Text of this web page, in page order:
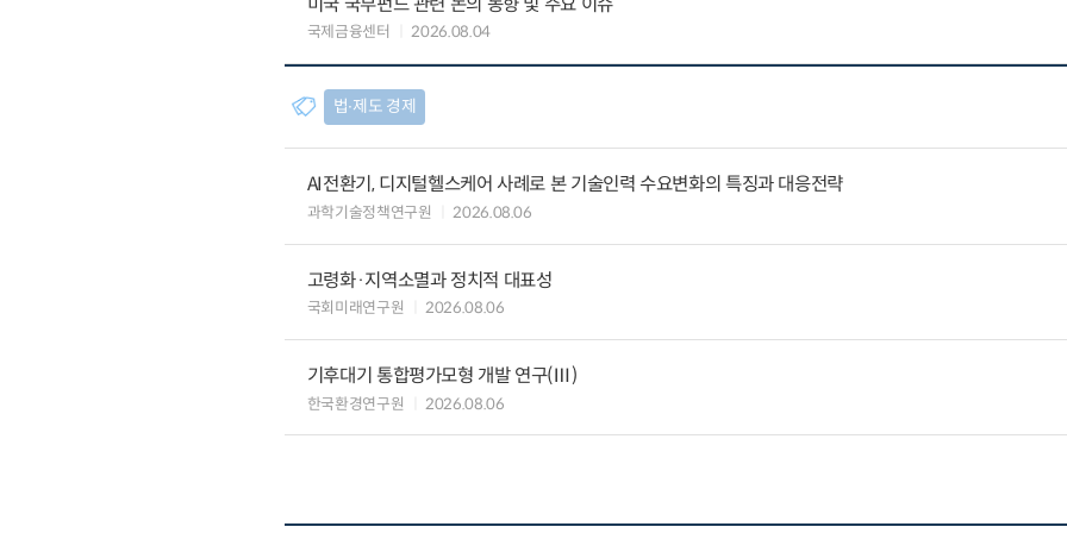
국제금융센터 2026.08.04
법∙제도 경제
AI전환기, 디지털헬스케어 사례로 본 기술인력 수요변화의 특징과 대응전략
과학기술정책연구원 2026.08.06
고령화·지역소멸과 정치적 대표성
국회미래연구원 2026.08.06
기후대기 통합평가모형 개발 연구(Ⅲ)
한국환경연구원 2026.08.06